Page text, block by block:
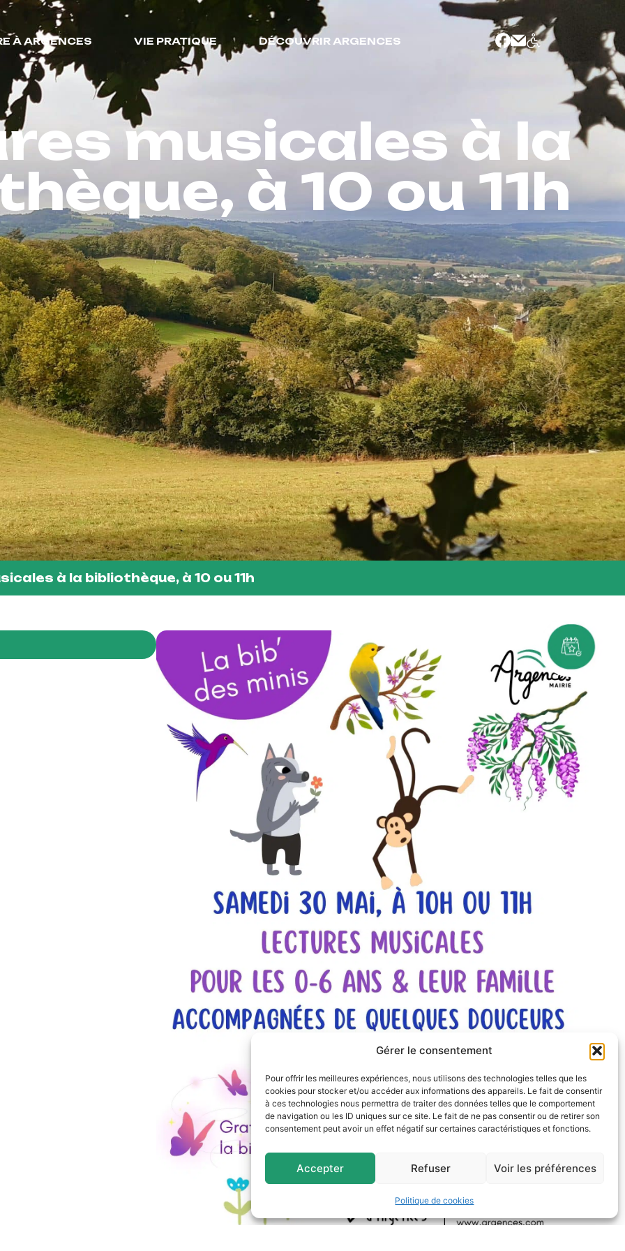
Gérer le consentement
Pour offrir les meilleures expériences, nous utilisons des technologies telles que les
cookies pour stocker et/ou accéder aux informations des appareils. Le fait de consentir
à ces technologies nous permettra de traiter des données telles que le comportement
de navigation ou les ID uniques sur ce site. Le fait de ne pas consentir ou de retirer son
consentement peut avoir un effet négatif sur certaines caractéristiques et fonctions.
Accepter Refuser Voir les préférences
Politique de cookies
À ARGENCES VIE PRATIQUE DÉCOUVRIR ARGENCES
musicales à la
à 10 ou 11h
à la bibliothèque, à 10 ou 11h